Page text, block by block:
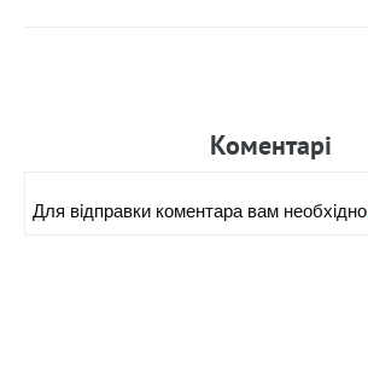
Коментарi
Для вiдправки коментара вам необхiдно